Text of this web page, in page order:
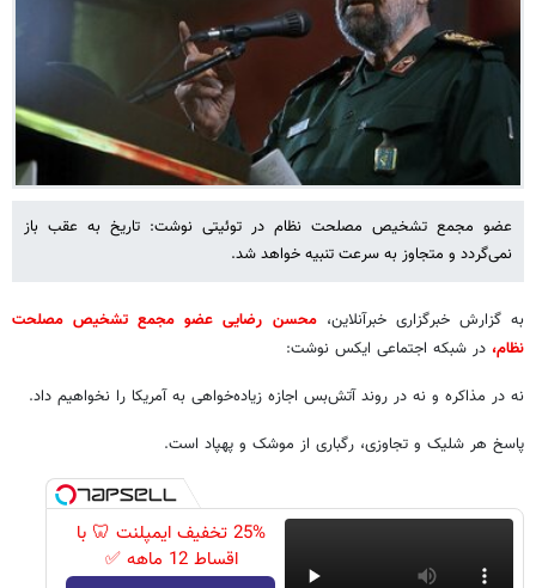
عضو مجمع تشخیص مصلحت نظام در توئیتی نوشت: تاریخ به عقب باز
نمی‌گردد و متجاوز به سرعت تنبیه خواهد شد.
به گزارش خبرگزاری خبرآنلاین، محسن رضایی عضو مجمع تشخیص مصلحت
نظام، در شبکه اجتماعی ایکس نوشت:
نه در مذاکره و نه‌ در روند آتش‌بس اجازه زیاده‌خواهی به آمریکا را نخواهیم‌ داد.
پاسخ هر شلیک و تجاوزی، رگباری از موشک و پهپاد است.
25% تخفیف ایمپلنت 🦷 با
اقساط 12 ماهه ✅